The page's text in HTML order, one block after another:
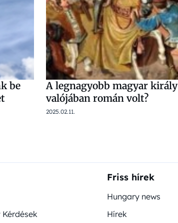
be
A legnagyobb magyar király
valójában román volt?
2025.02.11.
Friss hírek
Hungary news
Hírek